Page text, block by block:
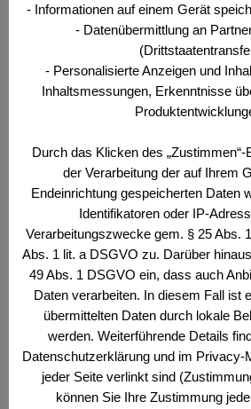
Schlagwörter
Der Offizier,Milizsystem ,
Verlängerung , Wächter
Wehrpflicht
Der Offizier 1/2026
20. März 2026
Wehr- und Sicherheitspolitisches
Sehr geehrte Kameradinnen und
geehrte Leserinnen und Leser!
Ausgabe des Offizier steht im
Jänner 2026 wurden die
Wehrdienstkommission
fundiert, klar in der Analyse und
- Informationen auf einem Gerät
- Datenübermittlung an
- Personalisierte Anzeigen und
Inhaltsmessungen, Erkenntnisse
Durch das Klicken des
der Verarbeitung der auf Ihrem
Endeinrichtung gespeicherten Daten
Identifikatoren oder IP-
Verarbeitungszwecke gem. § 25 Abs.
Abs. 1 lit. a DSGVO zu. Darüber
49 Abs. 1 DSGVO ein, dass auch
Daten verarbeiten. In diesem Fall ist
übermittelten Daten durch lokale
werden. Weiterführende Details
Datenschutzerklärung und im Privacy-
jeder Seite verlinkt sind
können Sie Ihre Zustimmung